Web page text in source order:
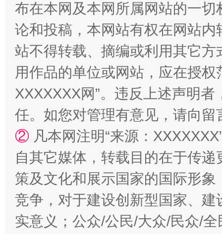
国家大学科技园优化重塑工作
布在本网及本网所属网站的一
论和投稿，本网站有权在网站
站不得转载、摘编或利用其它
用作品的单位或网站，应在授
XXXXXXX网”。违反上述声明
任。如您对管理有意见，请向
② 凡本网注明“来源：
自其它媒体，转载目的在于传
策及文化和展示国家的国际形
竞争，对于建设创新型国家、
实意义；公众/公民/大众/民众/